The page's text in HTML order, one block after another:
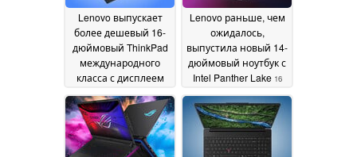
Lenovo выпускает
более дешевый 16-
дюймовый ThinkPad
международного
класса с дисплеем
16 May 2026
Lenovo раньше, чем
ожидалось,
выпустила новый 14-
дюймовый ноутбук с
Intel Panther Lake 16
May 2026